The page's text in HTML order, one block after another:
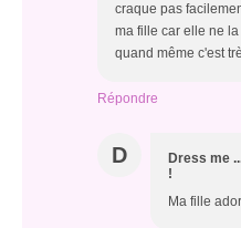
craque pas
ma fille car elle ne
quand même c'est
Répondre
D
Dress me
!
Ma fille